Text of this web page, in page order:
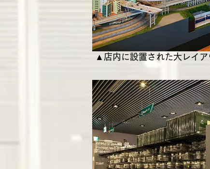
▲店内に設置された大レイア